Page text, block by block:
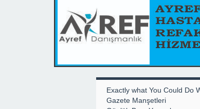
Exactly what You Could Do
Gazete Manşetleri